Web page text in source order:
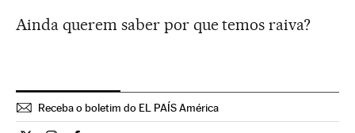
Ainda querem saber por que temos raiva?
Receba o boletim do EL PAÍS América